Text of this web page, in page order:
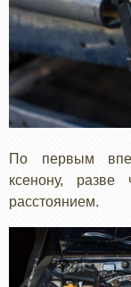
По первым
ксенону, разве
расстоянием.